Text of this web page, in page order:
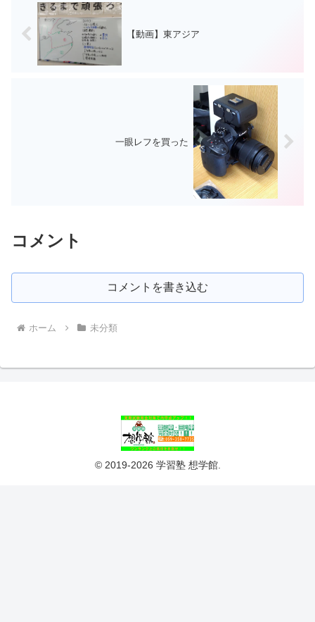
【動画】東アジア
一眼レフを買った
コメント
コメントを書き込む
ホーム 未分類
© 2019-2026 学習塾 想学館.